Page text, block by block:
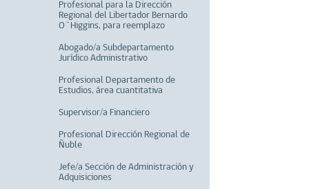
Profesional para la Dirección
Regional del Libertador Bernardo
O`Higgins, para reemplazo
Abogado/a Subdepartamento
Jurídico Administrativo
Profesional Departamento de
Estudios, área cuantitativa
Supervisor/a Financiero
Profesional Dirección Regional de
Ñuble
Jefe/a Sección de Administración y
Adquisiciones